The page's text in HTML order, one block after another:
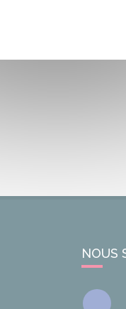
NOUS